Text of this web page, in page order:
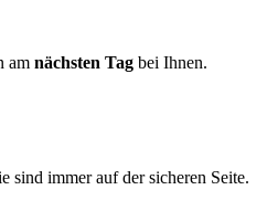
am nächsten Tag bei Ihnen.
sind immer auf der sicheren Seite.